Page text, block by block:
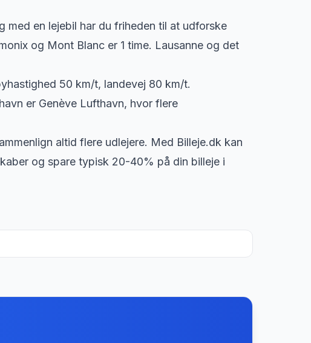
med en lejebil har du friheden til at udforske
og Mont Blanc er 1 time. Lausanne og det
50 km/t, landevej 80 km/t.
er Genève Lufthavn, hvor flere
altid flere udlejere. Med Billeje.dk kan
og spare typisk 20-40% på din billeje i